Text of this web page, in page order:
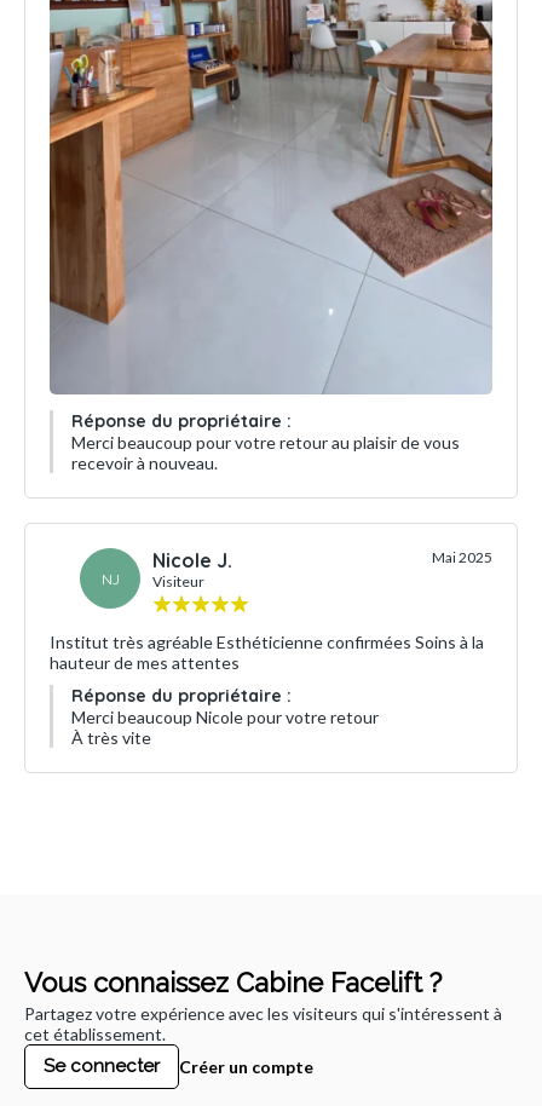
Réponse du propriétaire :
Merci beaucoup pour votre retour au plaisir de vous
recevoir à nouveau.
NJ
Nicole J.
Visiteur
Mai 2025
Institut très agréable Esthéticienne confirmées Soins à la
hauteur de mes attentes
Réponse du propriétaire :
Merci beaucoup Nicole pour votre retour
À très vite
Vous connaissez Cabine Facelift ?
Partagez votre expérience avec les visiteurs qui s'intéressent à
cet établissement.
Se connecter Créer un compte